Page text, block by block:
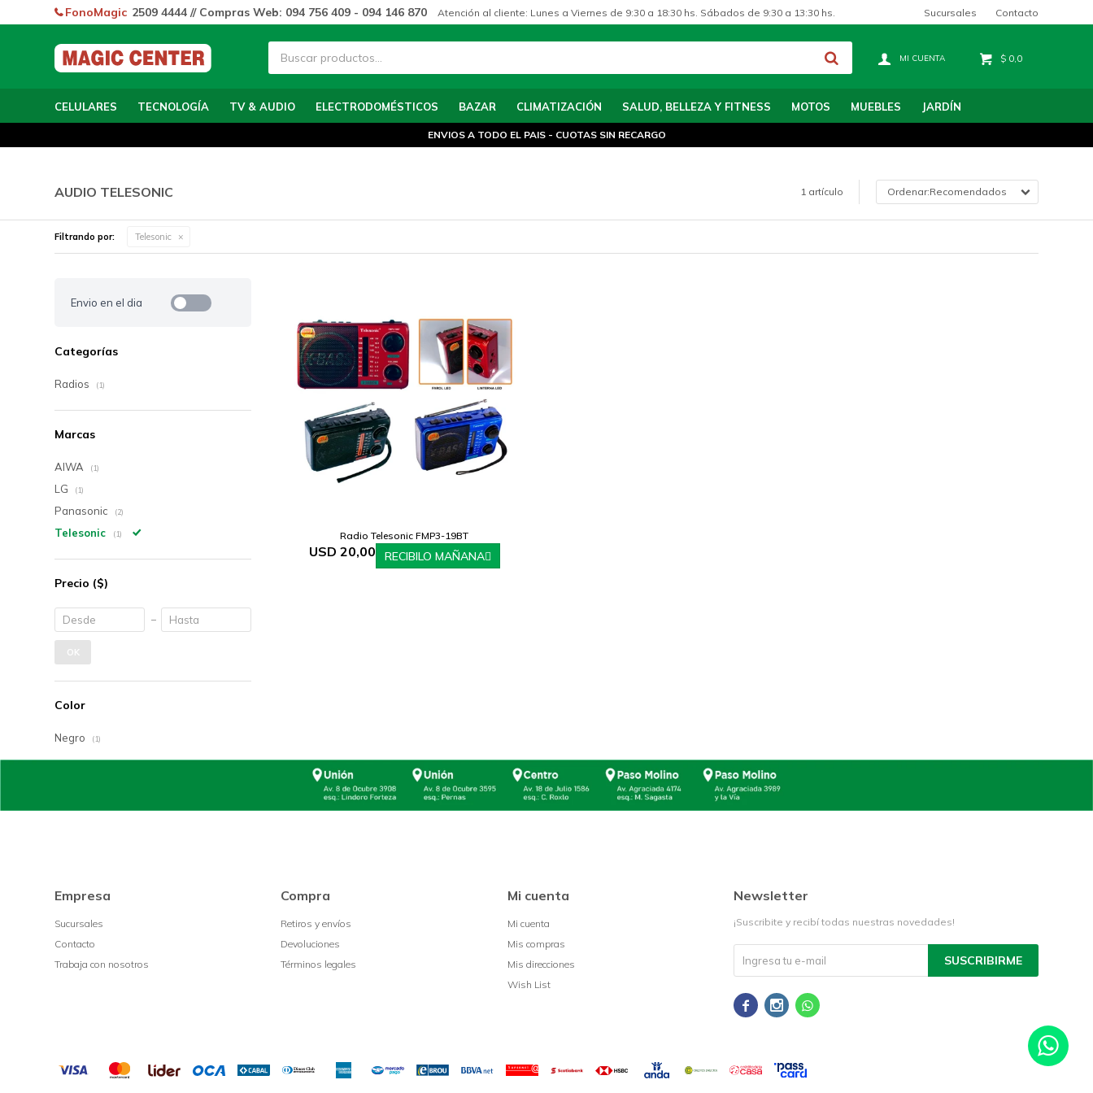
CELULARES TECNOLOGÍA TV & AUDIO ELECTRODOMÉSTICOS BAZAR CLIMATIZACIÓN SALUD, BELLEZA Y FITNESS MOTOS MUEBLES JARDÍN
$ 0,0
FonoMagic 2509 4444 // Compras Web: 094 756 409 - 094 146 870 Atención al cliente: Lunes a Viernes de 9:30 a 18:30 hs. Sábados de 9:30 a 13:30 hs. Sucursales Contacto
ENVIOS A TODO EL PAIS - CUOTAS SIN RECARGO
AUDIO TELESONIC 1 artículo Recomendados
Filtrando por: Telesonic
Radio Telesonic FMP3-19BT
USD 20,00 RECIBILO MAÑANA
Envio en el dia
Categorías
Radios (1)
Marcas
AIWA (1)
LG (1)
Panasonic (2)
Telesonic (1)
Precio ($)
OK
Color
Negro (1)
Empresa
Sucursales
Contacto
Trabaja con nosotros
Compra
Retiros y envíos
Devoluciones
Términos legales
Mi cuenta
Mi cuenta
Mis compras
Mis direcciones
Wish List
Newsletter
¡Suscribite y recibí todas nuestras novedades!
SUSCRIBIRME
  